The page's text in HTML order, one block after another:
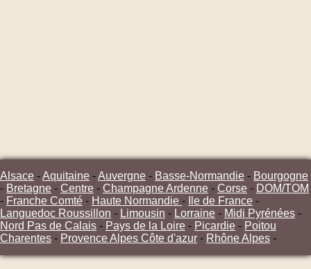
Alsace -Aquitaine -Auvergne - Basse-Normandie - Bourgogne
- Bretagne - Centre - Champagne Ardenne - Corse - DOM/TOM
- Franche Comté - Haute Normandie - Ile de France -
Languedoc Roussillon - Limousin - Lorraine - Midi Pyrénées -
Nord Pas de Calais - Pays de la Loire - Picardie - Poitou
Charentes - Provence Alpes Côte d'azur - Rhône Alpes -